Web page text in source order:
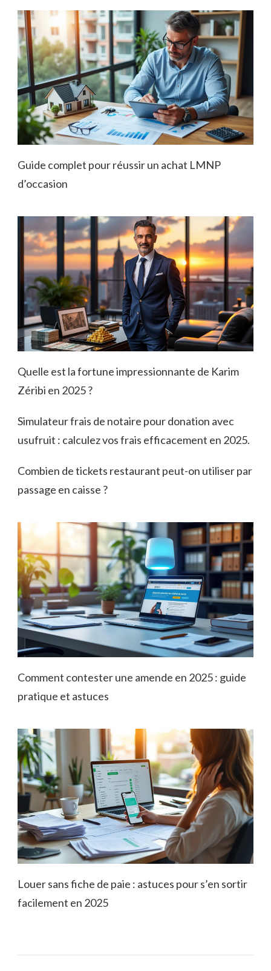
Guide complet pour réussir un achat LMNP
d’occasion
Quelle est la fortune impressionnante de Karim
Zéribi en 2025 ?
Simulateur frais de notaire pour donation avec
usufruit : calculez vos frais efficacement en 2025.
Combien de tickets restaurant peut-on utiliser par
passage en caisse ?
Comment contester une amende en 2025 : guide
pratique et astuces
Louer sans fiche de paie : astuces pour s’en sortir
facilement en 2025